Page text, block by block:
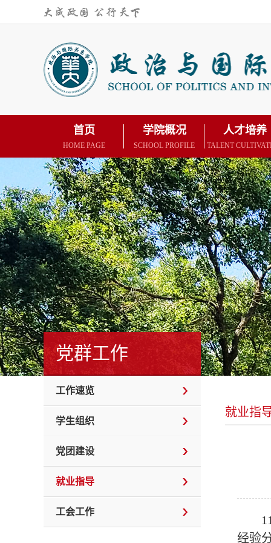
首页
HOME PAGE
学院概况
SCHOOL PROFILE
人才培养
TALENT
党群工作
工作速览
学生组织
党团建设
就业指导
工会工作
就业指
经验